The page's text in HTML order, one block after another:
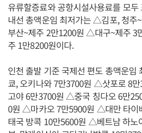
유류할증료와 공항시설사용료를 모
내선 총액운임 최저가는 △김포, 청
부산~제주 2만1200원 △대구~제주 3
주 1만8200원이다.
인천 출발 기준 국제선 편도 총액운
쿄, 오키나와 7만3700원 △삿포로 8
고야 6만3700원 △중국 칭다오 6만
0원 △마카오 7만5900원 △대만 타
태국 방콕 10만5600원 △베트남 하노